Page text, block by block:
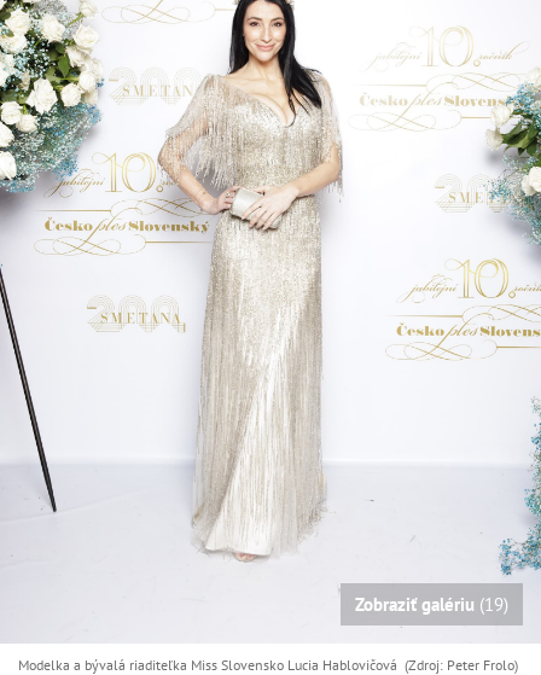
Zobraziť galériu (19)
Modelka a bývalá riaditeľka Miss Slovensko Lucia Hablovičová (Zdroj: Peter Frolo)